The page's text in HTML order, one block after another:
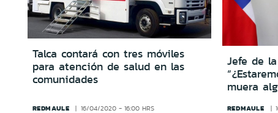
Talca contará con tres móviles
para atención de salud en las
comunidades
REDMAULE 16/04/2020 - 16:00 HRS
Jefe de
muera
REDMAULE